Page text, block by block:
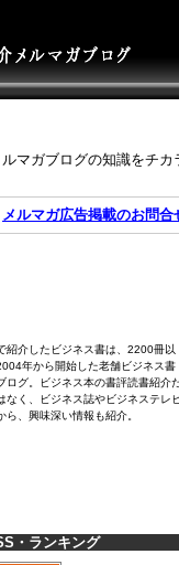
マガブログの知識をチカ
メルマガ広告掲載のお問合
紹介したビジネス書は、2200冊以
年から開始した老舗ビジネス書
ログ。ビジネス本の書評読書紹介
なく、ビジネス誌やビジネステレ
ら、興味深い情報も紹介。
・ランキング